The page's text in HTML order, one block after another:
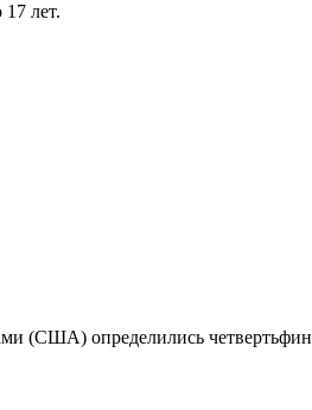
лет.
(США) определились